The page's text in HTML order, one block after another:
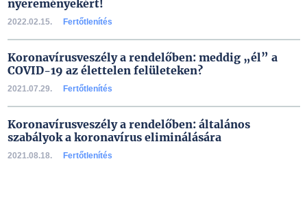
nyereményekért!
2022.02.15. Fertőtlenítés
Koronavírusveszély a rendelőben: meddig „él” a
COVID-19 az élettelen felületeken?
2021.07.29. Fertőtlenítés
Koronavírusveszély a rendelőben: általános
szabályok a koronavírus eliminálására
2021.08.18. Fertőtlenítés